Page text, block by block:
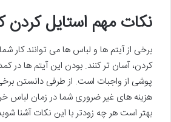
نکات مهم استایل کردن
برخی از آیتم ها و لباس ها می توانند کار
کردن، آسان تر کنند. بودن این آیتم ها
پوشی از واجبات است. از طرفی دانستن
هزینه های غیر ضروری شما در زمان لباس
بهتر است هر چه زودتر با این نکات آشنا